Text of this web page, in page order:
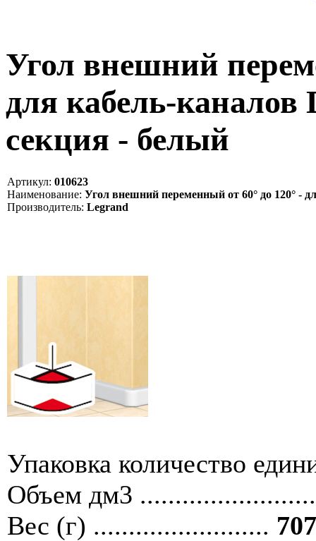
Угол внешний
для кабель-каналов
секция - белый
Артикул: 010623
Наименование: Угол внешний переменный от 60° до 120° -
Производитель: Legrand
Упаковка количество
Объем дм3
Вес (г) .........................